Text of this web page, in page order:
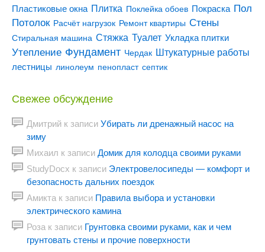
Пластиковые окна Плитка Поклейка обоев Покраска Пол
Потолок Расчёт нагрузок Ремонт квартиры Стены
Стиральная машина Стяжка Туалет Укладка плитки
Утепление Фундамент Чердак Штукатурные работы
лестницы линолеум пенопласт септик
Свежее обсуждение
Дмитрий к записи Убирать ли дренажный насос на
зиму
Михаил к записи Домик для колодца своими руками
StudyDocx к записи Электровелосипеды — комфорт и
безопасность дальних поездок
Амикта к записи Правила выбора и установки
электрического камина
Роза к записи Грунтовка своими руками, как и чем
грунтовать стены и прочие поверхности